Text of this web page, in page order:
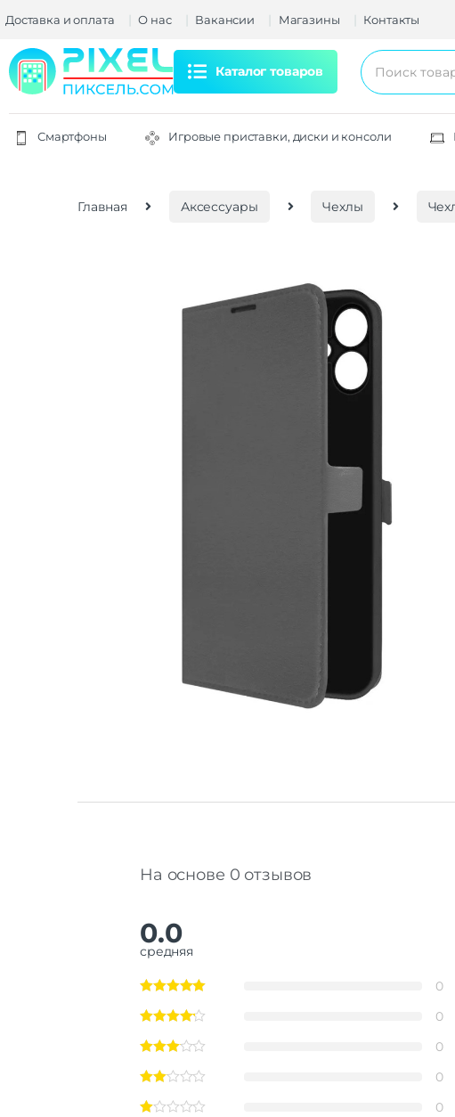
Доставка и оплата О нас Вакансии Магазины Контакты
Каталог товаров
Смартфоны Игровые приставки, диски и консоли
Главная Аксессуары Чехлы
На основе 0 отзывов
0.0
средняя
0
0
0
0
0